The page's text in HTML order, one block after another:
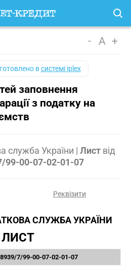
- A +
всистемі iplex
заповнення
з податку на
служба України | Лист від
99-00-07-02-01-07
Реквізити
СЛУЖБА УКРАЇНИ
ЛИСТ
7/99-00-07-02-01-07